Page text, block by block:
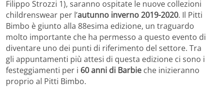
Filippo Strozzi 1), saranno ospitate le nuove collezioni
childrenswear per l’autunno inverno 2019-2020. Il Pitti
Bimbo è giunto alla 88esima edizione, un traguardo
molto importante che ha permesso a questo evento di
diventare uno dei punti di riferimento del settore. Tra
gli appuntamenti più attesi di questa edizione ci sono i
festeggiamenti per i 60 anni di Barbie che inizieranno
proprio al Pitti Bimbo.